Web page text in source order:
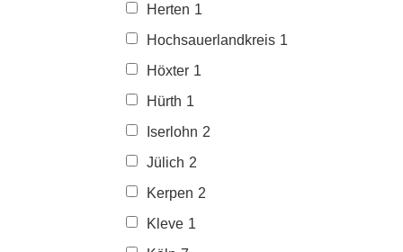
Herten 1
Hochsauerlandkreis 1
Höxter 1
Hürth 1
Iserlohn 2
Jülich 2
Kerpen 2
Kleve 1